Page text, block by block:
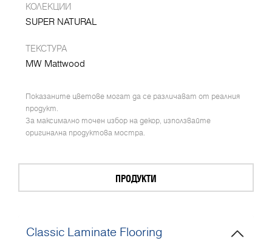
КОЛЕКЦИИ
SUPER NATURAL
ТЕКСТУРА
MW Mattwood
Показаните цветове могат да се различават от реалния
продукт.
За максимално точен избор на декор, използвайте
оригинална продуктова мостра.
ПРОДУКТИ
Classic Laminate Flooring